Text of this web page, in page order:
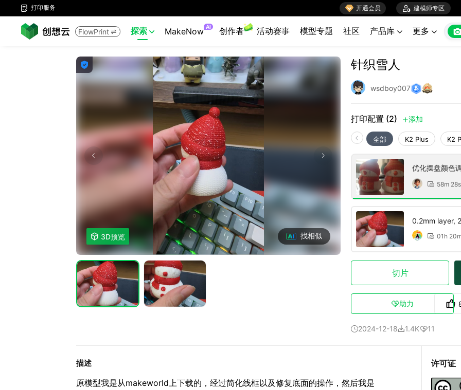
 打印服务  开通会员  建模师专区
FlowPrint  探索  MakeNow AI 创作者 活动赛事 模型专题 社区 产品库  更多 

 3D预览 找相似
针织雪人
wsdboy007
打印配置 (2) 添加
全部 K2 Plus K2
优化摆盘颜色
 58m 28s
0.2mm layer,
 01h
切片
助力
2024-12-181.4K11
描述
原模型我是从makeworld上下载的，经过简化线框以及修复底面的操作，然后我是
许可证